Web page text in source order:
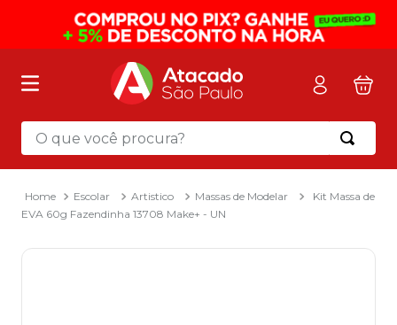
O que você procura?
Escolar Artistico Massas de Modelar
Kit Massa de
EVA 60g Fazendinha 13708 Make+ - UN
Termos mais buscados
mochila
2 º sacola
3º mala